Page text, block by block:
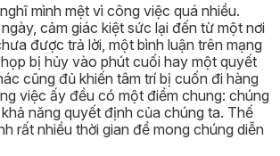
mình mệt vì công việc quá nhiều.
cảm giác kiệt sức lại đến từ một nơi
được trả lời, một bình luận trên mạng
bị hủy vào phút cuối hay một quyết
cũng đủ khiến tâm trí bị cuốn đi hàng
việc ấy đều có một điểm chung: chúng
năng quyết định của chúng ta. Thế
rất nhiều thời gian để mong chúng diễn